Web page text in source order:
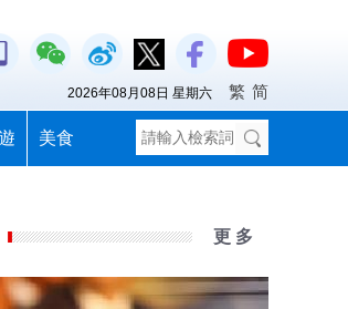
美食
2026年08月08日 星期六 繁 简
更 多